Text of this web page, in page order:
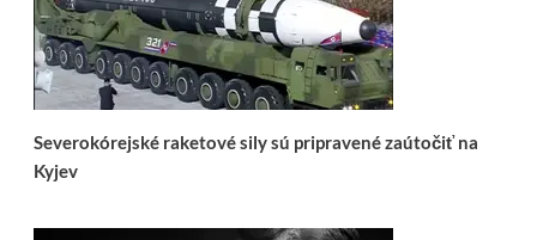
Severokórejské raketové sily sú pripravené zaútočiť na
Kyjev